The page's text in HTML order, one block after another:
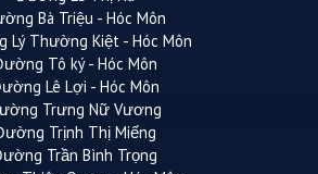
Bà Triệu - Hóc Môn
Lý Thường Kiệt - Hóc Môn
Tô ký - Hóc Môn
Lê Lợi - Hóc Môn
Trưng Nữ Vương
Trịnh Thị Miếng
Trần Bình Trọng